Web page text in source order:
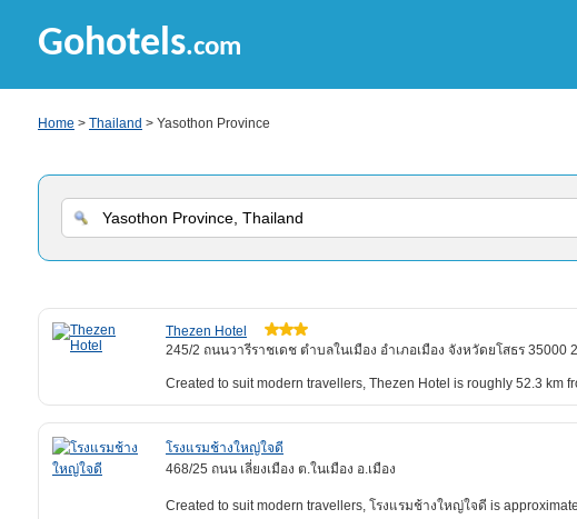
Gohotels.com
Home > Thailand > Yasothon Province
Thezen Hotel
245/2 ถนนวารีราชเดช ตำบลในเมือง อำเภอเมือง จังหวัดยโสธร 35000
Created to suit modern travellers, Thezen Hotel is roughly 52.3 km
โรงแรมช้างใหญ่ใจดี
468/25 ถนน เลี่ยงเมือง ต.ในเมือง อ.เมือง
Created to suit modern travellers, โรงแรมช้างใหญ่ใจดี is